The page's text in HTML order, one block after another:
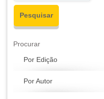
Procurar
Por Edição
Por Autor